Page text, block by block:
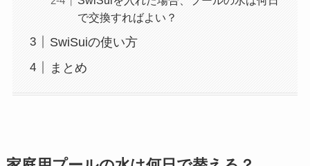
で交換すればよい？
SwiSuiの使い方
まとめ